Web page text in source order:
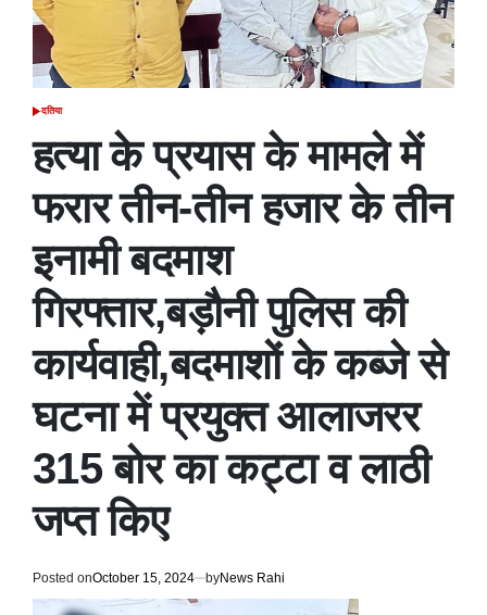
POSTED
दतिया
हत्या के प्रयास के मामले में
फरार तीन-तीन हजार के तीन
इनामी बदमाश
गिरफ्तार,बड़ौनी पुलिस की
कार्यवाही,बदमाशों के कब्जे से
घटना में प्रयुक्त आलाजरर
315 बोर का कट्टा व लाठी
जप्त किए
Posted onOctober 15, 2024 byNews Rahi